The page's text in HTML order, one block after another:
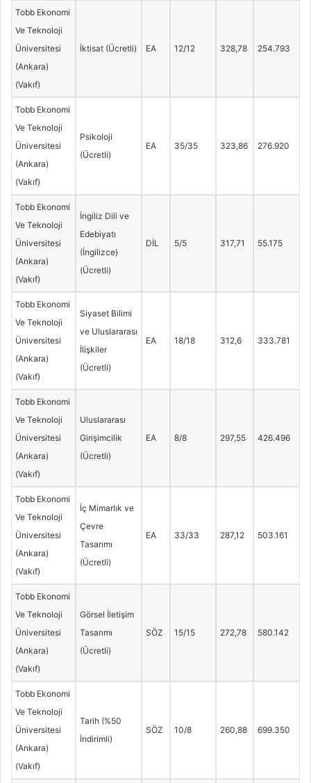
Tobb Ekonomi
Ve Teknoloji
Üniversitesi
(Ankara)
(Vakıf)
İktisat (Ücretli) EA 12/12 328,78 254.793
Tobb Ekonomi
Ve Teknoloji
Üniversitesi
(Ankara)
(Vakıf)
Psikoloji
(Ücretli)
EA 35/35 323,86 276.920
Tobb Ekonomi
Ve Teknoloji
Üniversitesi
(Ankara)
(Vakıf)
İngiliz Dili ve
Edebiyatı
(İngilizce)
(Ücretli)
DİL 5/5 317,71 55.175
Tobb Ekonomi
Ve Teknoloji
Üniversitesi
(Ankara)
(Vakıf)
Siyaset Bilimi
ve Uluslararası
İlişkiler
(Ücretli)
EA 18/18 312,6 333.781
Tobb Ekonomi
Ve Teknoloji
Üniversitesi
(Ankara)
(Vakıf)
Uluslararası
Girişimcilik
(Ücretli)
EA 8/8 297,55 426.496
Tobb Ekonomi
Ve Teknoloji
Üniversitesi
(Ankara)
(Vakıf)
İç Mimarlık ve
Çevre
Tasarımı
(Ücretli)
EA 33/33 287,12 503.161
Tobb Ekonomi
Ve Teknoloji
Üniversitesi
(Ankara)
(Vakıf)
Görsel İletişim
Tasarımı
(Ücretli)
SÖZ 15/15 272,78 580.142
Tobb Ekonomi
Ve Teknoloji
Üniversitesi
(Ankara)
(Vakıf)
Tarih (%50
İndirimli)
SÖZ 10/8 260,88 699.350